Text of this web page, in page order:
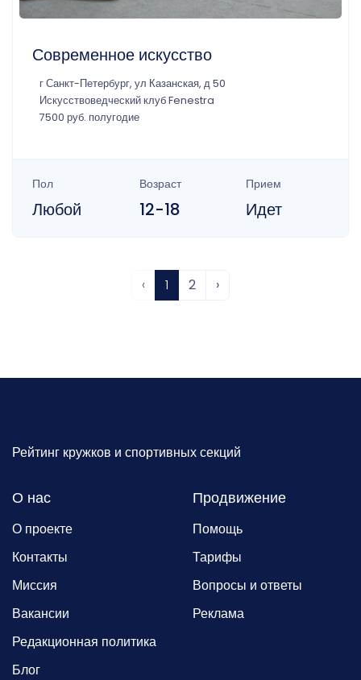
Современное искусство
г Санкт-Петербург, ул Казанская, д 50
Искусствоведческий клуб Fenestra
7500 руб. полугодие
Пол
Любой
Возраст
12-18
Прием
Идет
‹ 1 2 ›
Рейтинг кружков и спортивных секций
О нас
О проекте
Контакты
Миссия
Вакансии
Редакционная политика
Блог
Продвижение
Помощь
Тарифы
Вопросы и ответы
Реклама